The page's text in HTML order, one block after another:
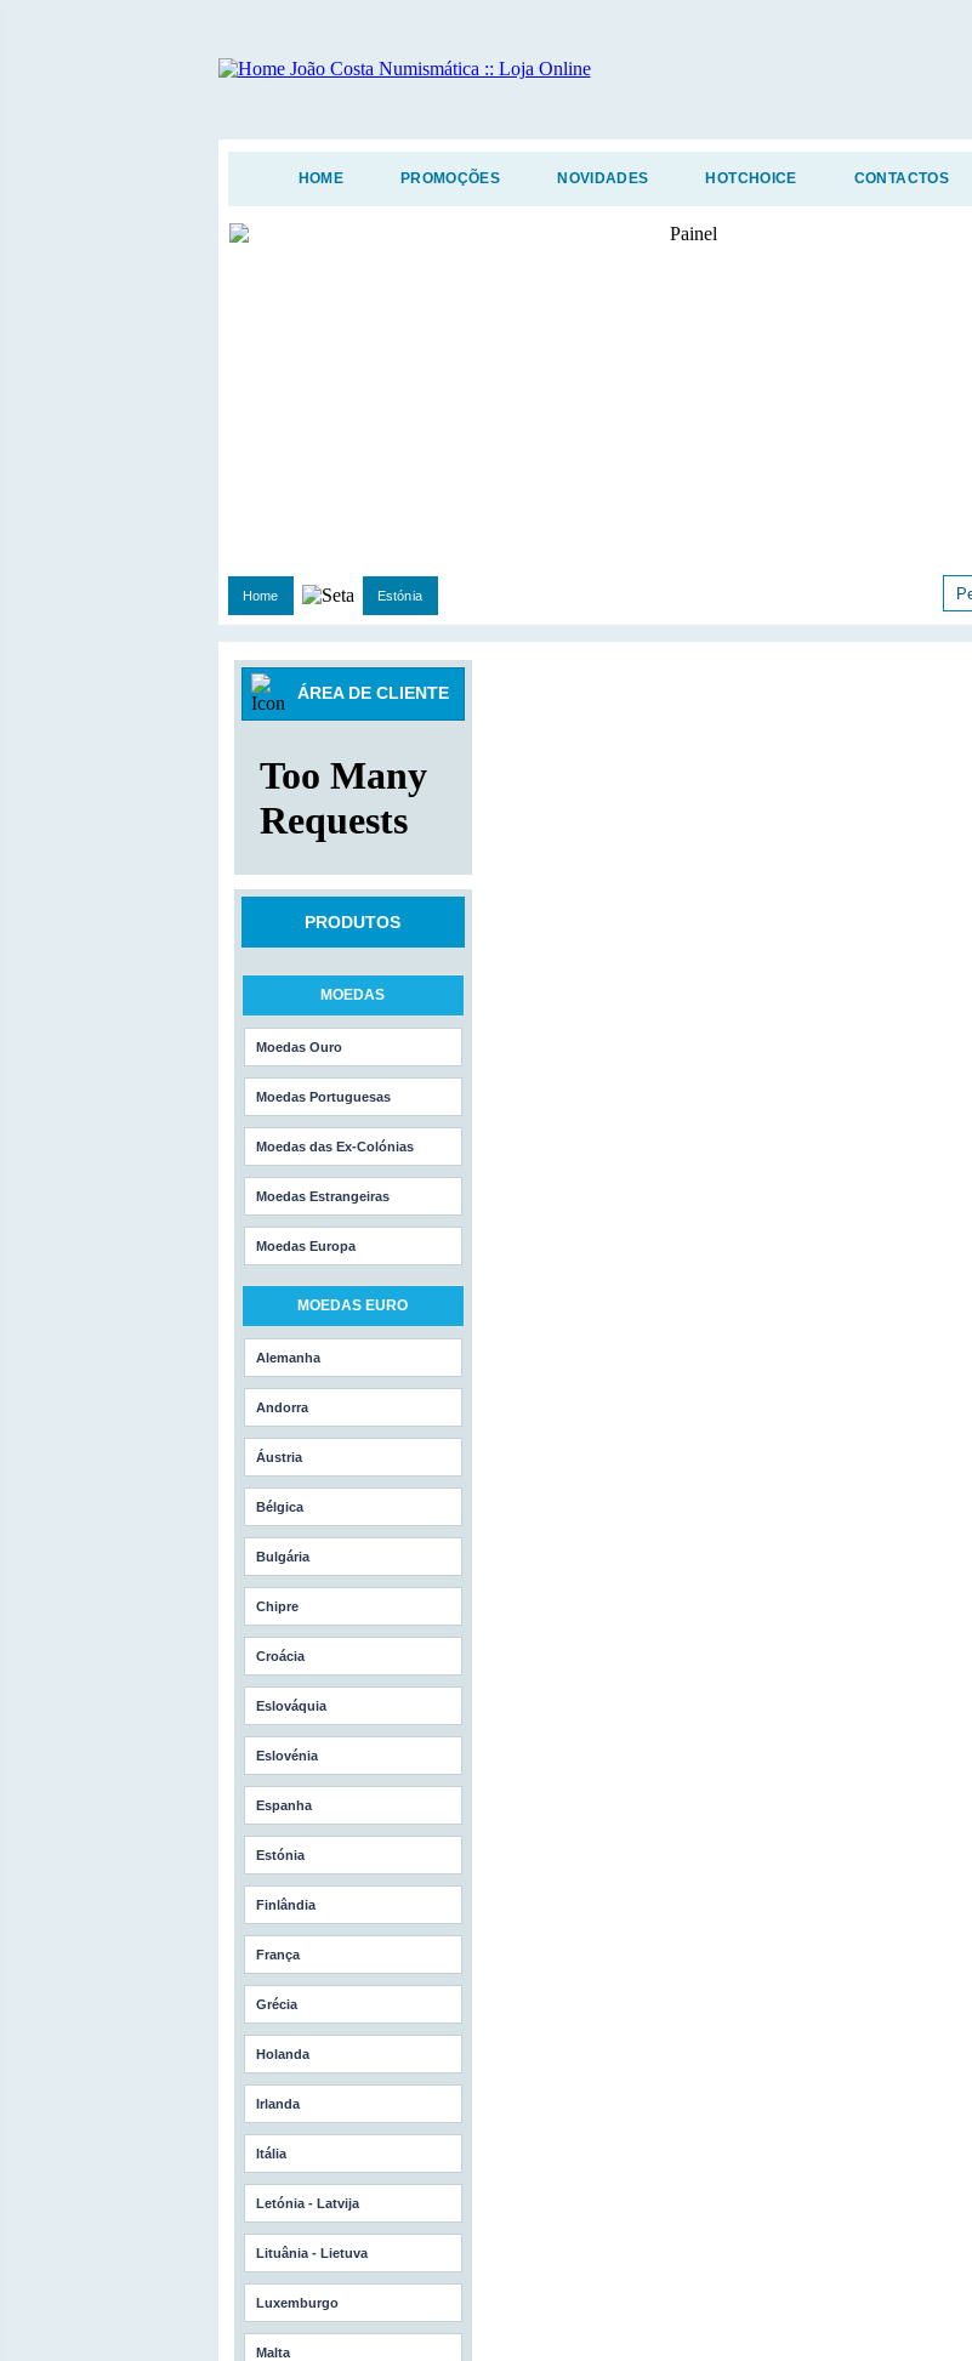
HOME PROMOÇÕES NOVIDADES HOTCHOICE CONTACTOS
Home Estónia
ÁREA DE CLIENTE
PRODUTOS
MOEDAS
Moedas Ouro
Moedas Portuguesas
Moedas das Ex-Colónias
Moedas Estrangeiras
Moedas Europa
MOEDAS EURO
Alemanha
Andorra
Áustria
Bélgica
Bulgária
Chipre
Croácia
Eslováquia
Eslovénia
Espanha
Estónia
Finlândia
França
Grécia
Holanda
Irlanda
Itália
Letónia - Latvija
Lituânia - Lietuva
Luxemburgo
Malta